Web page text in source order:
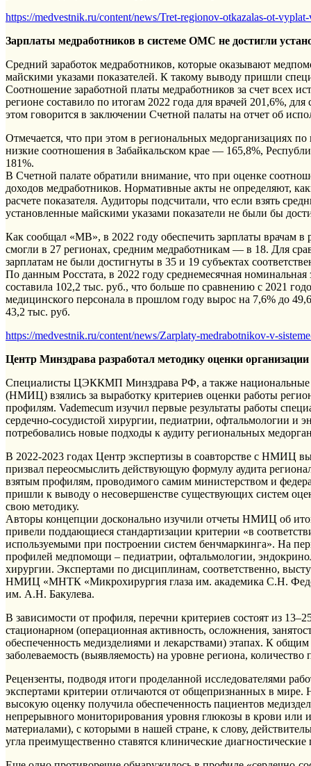
https://medvestnik.ru/content/news/Tret-regionov-otkazalas-ot-
Зарплаты медработников в системе ОМС не достигли
Средний заработок медработников, которые оказывают
майскими указами показателей. К такому выводу пришли
Соотношение заработной платы медработников за счет всех
регионе составило по итогам 2022 года для врачей 201,6%,
этом говорится в заключении Счетной палаты на отчет об
Отмечается, что при этом в региональных медорганизациях
низкие соотношения в Забайкальском крае — 165,8%,
181%.
В Счетной палате обратили внимание, что при оценке
доходов медработников. Нормативные акты не определяют,
расчете показателя. Аудиторы подсчитали, что если взять
установленные майскими указами показатели не были бы
Как сообщал «МВ», в 2022 году обеспечить зарплаты врачам в
смогли в 27 регионах, средним медработникам — в 18. Для
зарплатам не были достигнуты в 35 и 19 субъектах
По данным Росстата, в 2022 году среднемесячная номинальная
составила 102,2 тыс. руб., что больше по сравнению с 2021
медицинского персонала в прошлом году вырос на 7,6% до
43,2 тыс. руб.
https://medvestnik.ru/content/news/Zarplaty-medrabotnikov-v-
Центр Минздрава разработал методику оценки
Специалисты ЦЭККМП Минздрава РФ, а также национальные
(НМИЦ) взялись за выработку критериев оценки работы
профилям. Vademecum изучил первые результаты работы
сердечно-сосудистой хирургии, педиатрии, офтальмологии и
потребовались новые подходы к аудиту региональных
В 2022-2023 годах Центр экспертизы в соавторстве с НМИЦ
призвал переосмыслить действующую формулу аудита
взятым профилям, проводимого самим министерством и
пришли к выводу о несовершенстве существующих систем
свою методику.
Авторы концепции досконально изучили отчеты НМИЦ об
привели поддающиеся стандартизации критерии «в
используемыми при построении систем бенчмаркинга». На
профилей медпомощи – педиатрии, офтальмологии,
хирургии. Экспертами по дисциплинам, соответственно,
НМИЦ «МНТК «Микрохирургия глаза им. академика С.Н.
им. А.Н. Бакулева.
В зависимости от профиля, перечни критериев состоят из
стационарном (операционная активность, осложнения,
обеспеченность медизделиями и лекарствами) этапах. К
заболеваемость (выявляемость) на уровне региона,
Рецензенты, подводя итоги проделанной исследователями
экспертами критерии отличаются от общепризнанных в
высокую оценку получила обеспеченность пациентов
непрерывного мониторирования уровня глюкозы в крови
материалами), с которыми в нашей стране, к слову,
угла преимущественно ставятся клинические диагностические